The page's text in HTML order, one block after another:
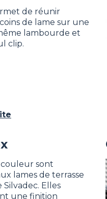
de réunir
de lame sur une
lambourde et
clip.
couleur sont
lames de terrasse
Silvadec. Elles
une finition